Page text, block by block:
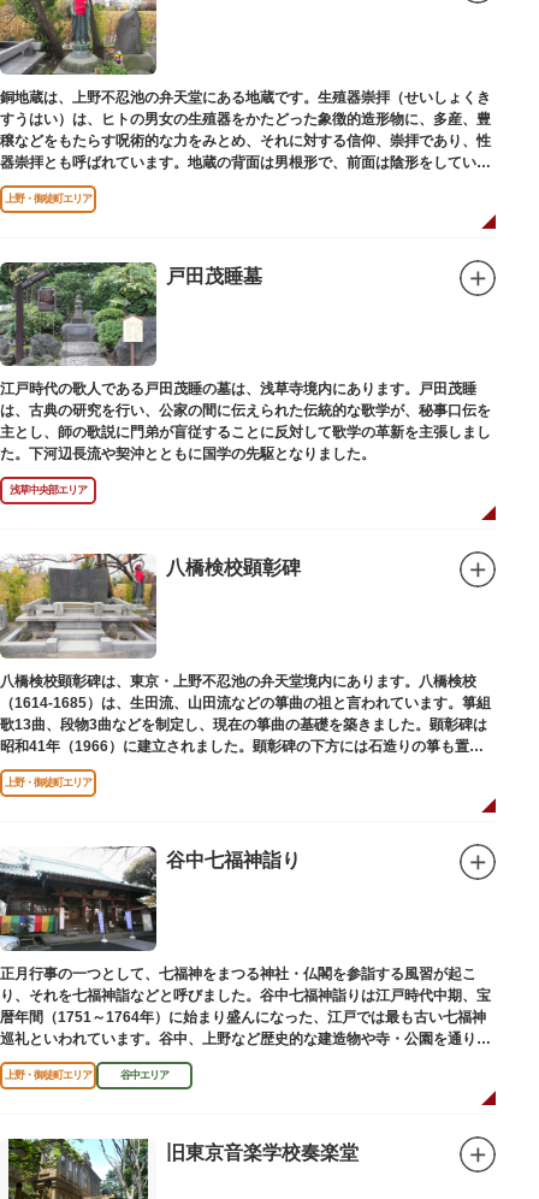
銅地蔵は、上野不忍池の弁天堂にある地蔵です。生殖器崇拝（せいしょくき
すうはい）は、ヒトの男女の生殖器をかたどった象徴的造形物に、多産、豊
穣などをもたらす呪術的な力をみとめ、それに対する信仰、崇拝であり、性
器崇拝とも呼ばれています。地蔵の背面は男根形で、前面は陰形をしていま
す。
上野・御徒町エリア
戸田茂睡墓
江戸時代の歌人である戸田茂睡の墓は、浅草寺境内にあります。戸田茂睡
は、古典の研究を行い、公家の間に伝えられた伝統的な歌学が、秘事口伝を
主とし、師の歌説に門弟が盲従することに反対して歌学の革新を主張しまし
た。下河辺長流や契沖とともに国学の先駆となりました。
浅草中央部エリア
八橋検校顕彰碑
八橋検校顕彰碑は、東京・上野不忍池の弁天堂境内にあります。八橋検校
（1614-1685）は、生田流、山田流などの箏曲の祖と言われています。箏組
歌13曲、段物3曲などを制定し、現在の箏曲の基礎を築きました。顕彰碑は
昭和41年（1966）に建立されました。顕彰碑の下方には石造りの箏も置か
れています。
上野・御徒町エリア
谷中七福神詣り
正月行事の一つとして、七福神をまつる神社・仏閣を参詣する風習が起こ
り、それを七福神詣などと呼びました。谷中七福神詣りは江戸時代中期、宝
暦年間（1751～1764年）に始まり盛んになった、江戸では最も古い七福神
巡礼といわれています。谷中、上野など歴史的な建造物や寺・公園を通りな
がら、ゆっくりと一日散策が楽しめるコースになっています。
上野・御徒町エリア 谷中エリア
旧東京音楽学校奏楽堂